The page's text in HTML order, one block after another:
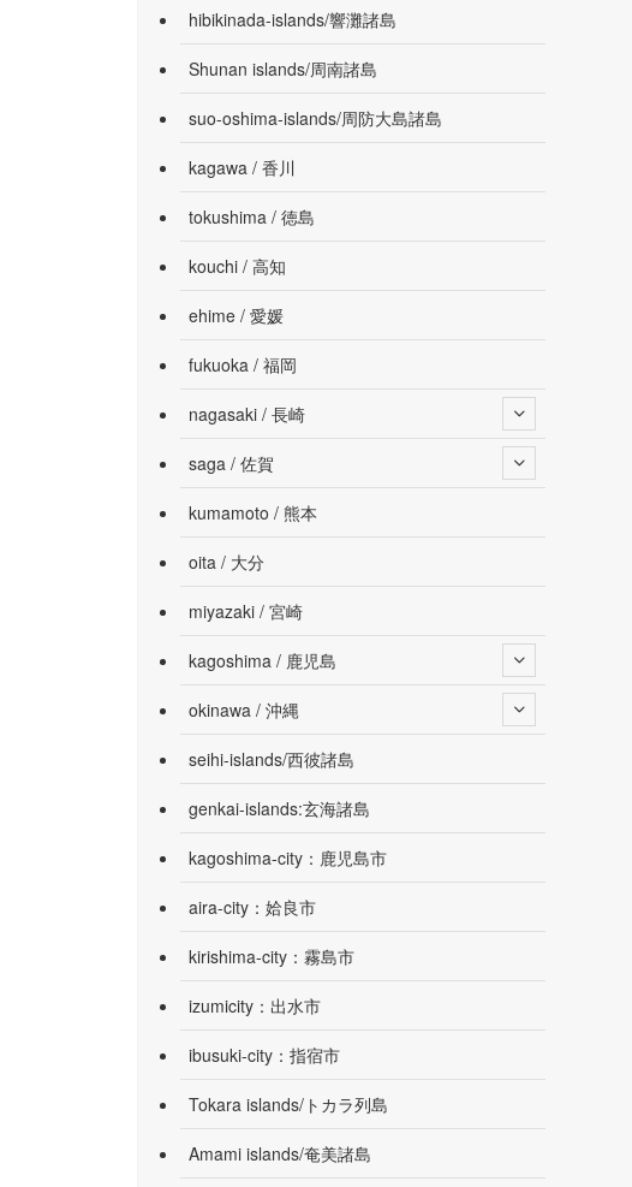
hibikinada-islands/響灘諸島
Shunan islands/周南諸島
suo-oshima-islands/周防大島諸島
kagawa / 香川
tokushima / 徳島
kouchi / 高知
ehime / 愛媛
fukuoka / 福岡
nagasaki / 長崎
saga / 佐賀
kumamoto / 熊本
oita / 大分
miyazaki / 宮崎
kagoshima / 鹿児島
okinawa / 沖縄
seihi-islands/西彼諸島
genkai-islands:玄海諸島
kagoshima-city：鹿児島市
aira-city：姶良市
kirishima-city：霧島市
izumicity：出水市
ibusuki-city：指宿市
Tokara islands/トカラ列島
Amami islands/奄美諸島